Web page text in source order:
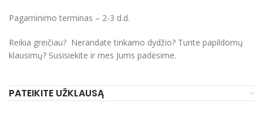
Pagaminimo terminas – 2-3 d.d.
Reikia greičiau? Nerandate tinkamo dydžio? Turite papildomų
klausimų? Susisiekite ir mes Jums padėsime.
PATEIKITE UŽKLAUSĄ